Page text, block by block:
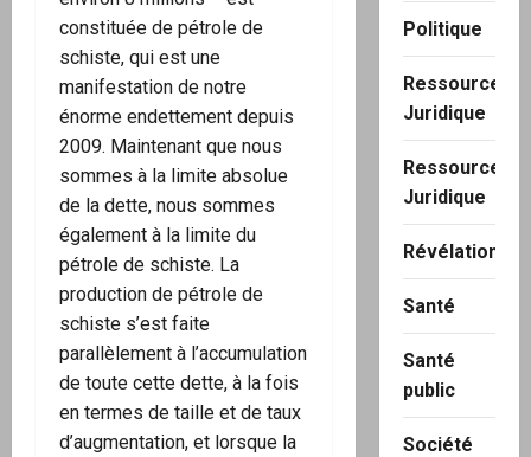
constituée de pétrole de
schiste, qui est une
manifestation de notre
énorme endettement depuis
2009. Maintenant que nous
sommes à la limite absolue
de la dette, nous sommes
également à la limite du
pétrole de schiste. La
production de pétrole de
schiste s’est faite
parallèlement à l’accumulation
de toute cette dette, à la fois
en termes de taille et de taux
d’augmentation, et lorsque la
Politique
Ressource
Juridique
Ressource
Juridique
Révélation
Santé
Santé
public
Société